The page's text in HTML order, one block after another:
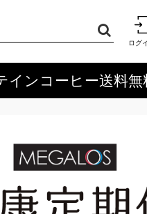
ログ
インコーヒー送料無